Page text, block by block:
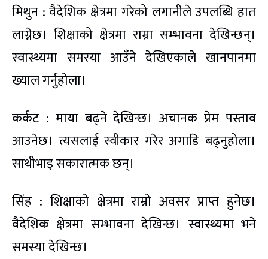
मिथुन : वैदेशिक क्षेत्रमा गरेको लगानीले उपलब्धि हात
लाग्नेछ। शिक्षाको क्षेत्रमा राम्रा सम्भावना देखिन्छन्।
स्वास्थ्यमा समस्या आउँने देखिएकाले खानपानमा
ख्याल गर्नुहोला।
कर्कट : माया बढ्ने देखिन्छ। अचानक प्रेम पस्ताव
आउनेछ। त्यसलाई स्वीकार गरेर अगाडि बढ्नुहोला।
साथीभाइ सकारात्मक छन्।
सिंह : शिक्षाको क्षेत्रमा राम्रो अवसर प्राप्त हुनेछ।
वैदेशिक क्षेत्रमा सम्भावना देखिन्छ। स्वास्थ्यमा भने
समस्या देखिन्छ।